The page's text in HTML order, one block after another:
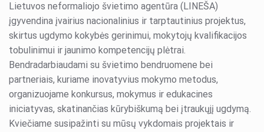
GLOBE programa
Lietuvos neformaliojo švietimo agentūra (LINEŠA)
įgyvendina įvairius nacionalinius ir tarptautinius projektus,
skirtus ugdymo kokybės gerinimui, mokytojų kvalifikacijos
tobulinimui ir jaunimo kompetencijų plėtrai.
Bendradarbiaudami su švietimo bendruomene bei
partneriais, kuriame inovatyvius mokymo metodus,
organizuojame konkursus, mokymus ir edukacines
iniciatyvas, skatinančias kūrybiškumą bei įtraukųjį ugdymą.
Kviečiame susipažinti su mūsų vykdomais projektais ir